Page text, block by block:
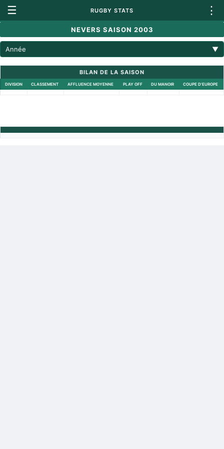
☰ RUGBY STATS ⋮
NEVERS SAISON 2003
Année ▼
BILAN DE LA SAISON
DIVISION CLASSEMENT AFFLUENCE MOYENNE PLAY OFF DU MANOIR COUPE D'EUROPE